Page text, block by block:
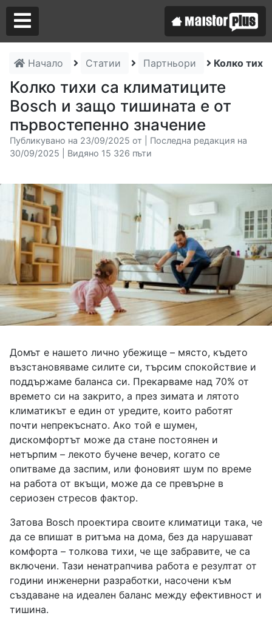
Начало Статии Партньори Колко
Колко тихи са климатиците
Bosch и защо тишината е от
първостепенно значение
Публикувано на 23/09/2025 от | Последна редакция на
30/09/2025 | Видяно 15 326 пъти
Домът е нашето лично убежище – място, където
възстановяваме силите си, търсим спокойствие и
поддържаме баланса си. Прекарваме над 70% от
времето си на закрито, а през зимата и лятото
климатикът е един от уредите, които работят
почти непрекъснато. Ако той е шумен,
дискомфортът може да стане постоянен и
нетърпим – лекото бучене вечер, когато се
опитваме да заспим, или фоновият шум по време
на работа от вкъщи, може да се превърне в
сериозен стресов фактор.
Затова Bosch проектира своите климатици така, че
да се впишат в ритъма на дома, без да нарушават
комфорта – толкова тихи, че ще забравите, че са
включени. Тази ненатрапчива работа е резултат от
години инженерни разработки, насочени към
създаване на идеален баланс между ефективност и
тишина.
Аз съм майстор
Търся майстор